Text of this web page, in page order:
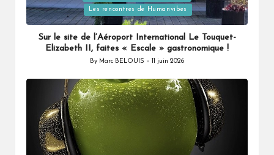
in
Les rencontres de Humanvibes
Sur le site de l’Aéroport International Le Touquet-
Elizabeth II, faites « Escale » gastronomique !
Posted
By Marc BELOUIS 11 juin 2026